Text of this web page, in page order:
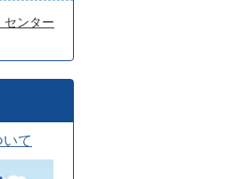
センター
て